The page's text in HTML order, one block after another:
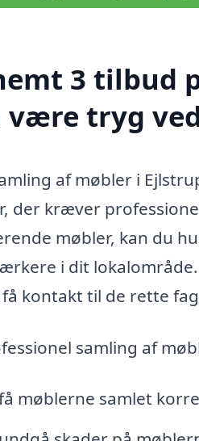
3 tilbud
være tryg
af møbler i
der kræver
møbler, kan du
i dit
kontakt til de rette
samling af
møblerne samlet